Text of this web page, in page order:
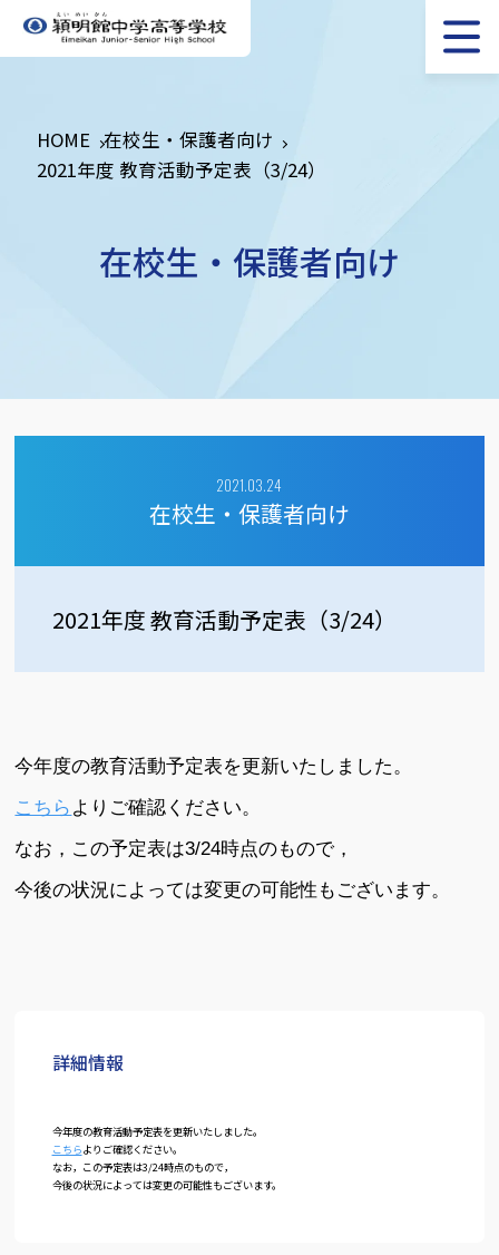
HOME 在校生・保護者向け
2021年度 教育活動予定表（3/24）
在校生・保護者向け
2021.03.24
在校生・保護者向け
2021年度 教育活動予定表（3/24）
今年度の教育活動予定表を更新いたしました。
こちら よりご確認ください。
なお，この予定表は3/24時点のもので，
今後の状況によっては変更の可能性もございます。
詳細情報
今年度の教育活動予定表を更新いたしました。
こちらよりご確認ください。
なお，この予定表は3/24時点のもので，
今後の状況によっては変更の可能性もございます。